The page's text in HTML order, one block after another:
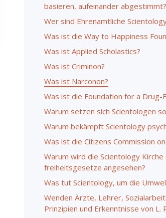
basieren, aufeinander abgestimmt?
Wer sind Ehrenamtliche
Was ist die Way to Happiness
Was ist Applied Scholastics?
Was ist Criminon?
Was ist Narconon?
Was ist die Foundation for a Drug-
Warum setzen sich Scientologen
Warum bekämpft Scientology
Was ist die Citizens Commission
Warum wird die Scientology
freiheitsgesetze angesehen?
Was tut Scientology, um die
Wenden Ärzte, Lehrer,
Prinzipien und Erkenntnisse von L.